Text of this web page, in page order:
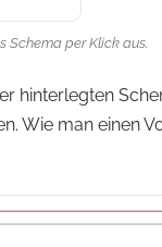
Schema per Klick aus.
hinterlegten
Wie man einen